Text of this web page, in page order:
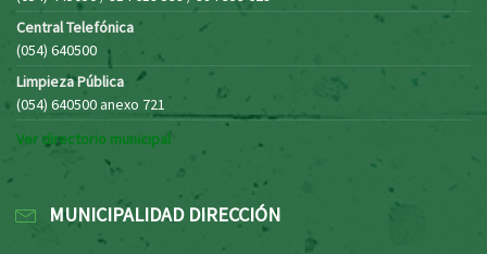
Central Telefónica
(054) 640500
Limpieza Pública
(054) 640500 anexo 721
Ver directorio municipal
MUNICIPALIDAD DIRECCIÓN